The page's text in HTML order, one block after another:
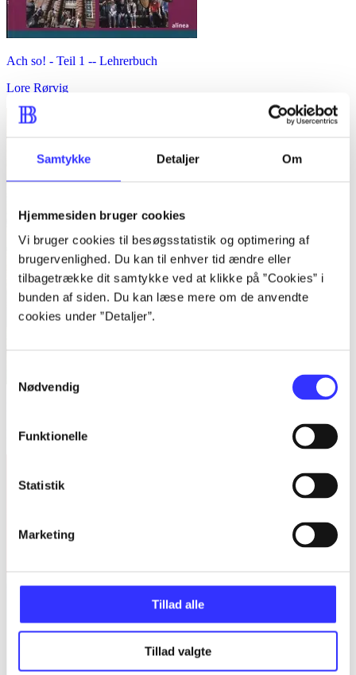
Samtykke Detaljer Om
Hjemmesiden bruger cookies
Vi bruger cookies til besøgsstatistik og optimering af
brugervenlighed. Du kan til enhver tid ændre eller
tilbagetrække dit samtykke ved at klikke på ”Cookies” i
bunden af siden. Du kan læse mere om de anvendte
cookies under ”Detaljer”.
Nødvendig
Funktionelle
Statistik
Marketing
Tillad alle
Tillad valgte
Ach so! - Teil 1 -- Lehrerbuch
Lore Rørvig
Bilbo Egelund